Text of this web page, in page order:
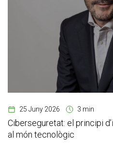
25 Juny 2026 3 min
Ciberseguretat: el principi
al món tecnològic